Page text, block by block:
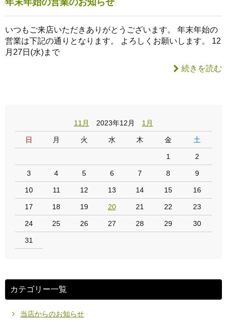
年末年始の営業のお知らせ
いつもご来店いただきありがとうございます。 年末年始の
営業は下記の通りとなります。 よろしくお願いします。 12
月27日(水)まで
続きを読む
11月 2023年12月 1月
日 月 火 水 木 金 土
1 2
3 4 5 6 7 8 9
10 11 12 13 14 15 16
17 18 19 20 21 22 23
24 25 26 27 28 29 30
31
カテゴリー一覧
当店からのお知らせ